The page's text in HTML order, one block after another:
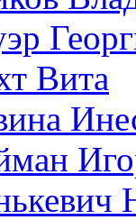
Вита